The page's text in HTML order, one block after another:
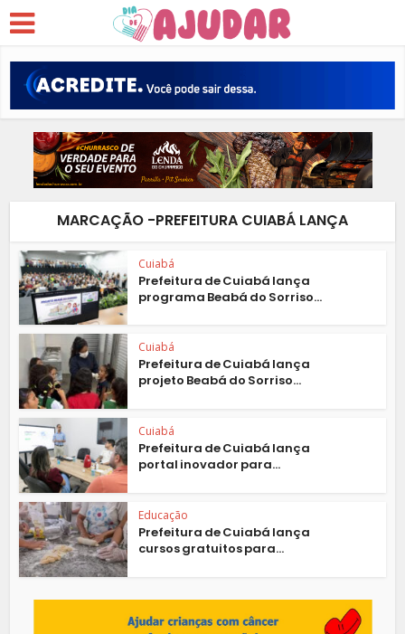
MARCAÇÃO -PREFEITURA CUIABÁ LANÇA
Cuiabá
Prefeitura de Cuiabá lança
programa Beabá do Sorriso...
Cuiabá
Prefeitura de Cuiabá lança
projeto Beabá do Sorriso...
Cuiabá
Prefeitura de Cuiabá lança
portal inovador para...
Educação
Prefeitura de Cuiabá lança
cursos gratuitos para...